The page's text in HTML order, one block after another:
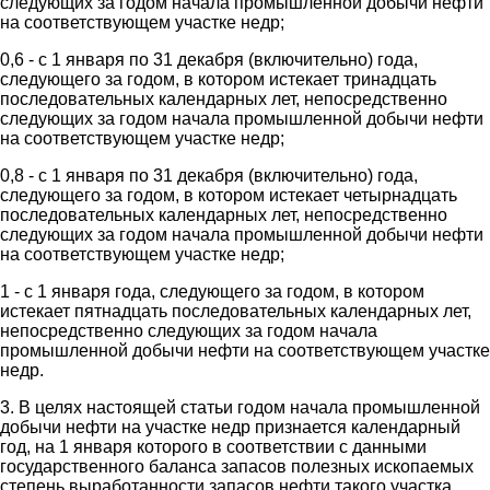
на соответствующем участке недр;
0,6 - с 1 января по 31 декабря (включительно) года,
следующего за годом, в котором истекает тринадцать
последовательных календарных лет, непосредственно
следующих за годом начала промышленной добычи нефти
на соответствующем участке недр;
0,8 - с 1 января по 31 декабря (включительно) года,
следующего за годом, в котором истекает четырнадцать
последовательных календарных лет, непосредственно
следующих за годом начала промышленной добычи нефти
на соответствующем участке недр;
1 - с 1 января года, следующего за годом, в котором
истекает пятнадцать последовательных календарных лет,
непосредственно следующих за годом начала
промышленной добычи нефти на соответствующем участке
недр.
3. В целях настоящей статьи годом начала промышленной
добычи нефти на участке недр признается календарный
год, на 1 января которого в соответствии с данными
государственного баланса запасов полезных ископаемых
степень выработанности запасов нефти такого участка